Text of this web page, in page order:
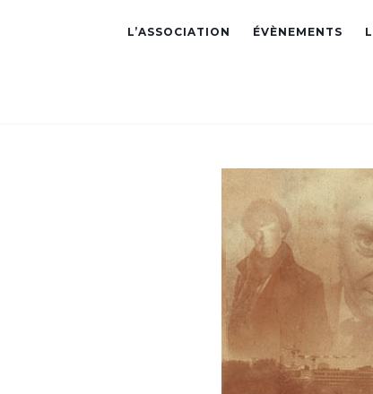
L’ASSOCIATION ÉVÈNEMENTS